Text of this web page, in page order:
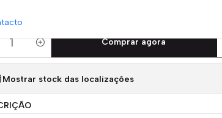
Comprar agora
Mostrar stock das localizações